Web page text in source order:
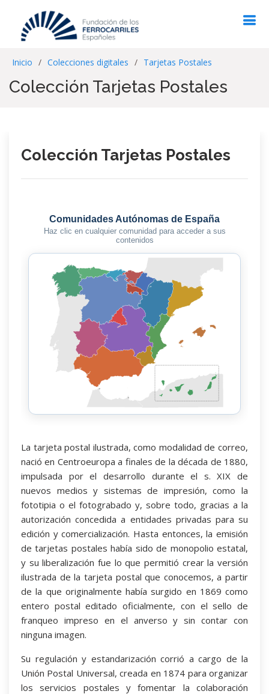
Inicio Colecciones digitales Tarjetas Postales
Colección Tarjetas Postales
Colección Tarjetas Postales
La tarjeta postal ilustrada, como modalidad de correo,
nació en Centroeuropa a finales de la década de 1880,
impulsada por el desarrollo durante el s. XIX de
nuevos medios y sistemas de impresión, como la
fototipia o el fotograbado y, sobre todo, gracias a la
autorización concedida a entidades privadas para su
edición y comercialización. Hasta entonces, la emisión
de tarjetas postales había sido de monopolio estatal,
y su liberalización fue lo que permitió crear la versión
ilustrada de la tarjeta postal que conocemos, a partir
de la que originalmente había surgido en 1869 como
entero postal editado oficialmente, con el sello de
franqueo impreso en el anverso y sin contar con
ninguna imagen.
Su regulación y estandarización corrió a cargo de la
Unión Postal Universal, creada en 1874 para organizar
los servicios postales y fomentar la colaboración